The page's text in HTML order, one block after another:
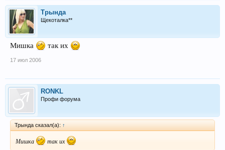
Трында
Щекоталка**
Мишка так их
17 июл 2006
RONKL
Профи форума
Трында сказал(а): ↑
Мишка так их